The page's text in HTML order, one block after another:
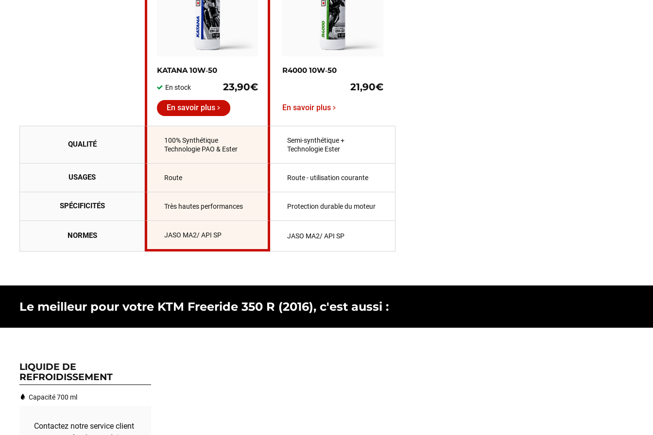
KATANA 10W‑50
En stock 23,90€
R4000 10W‑50
21,90€
En savoir plus En savoir plus
QUALITÉ
100% Synthétique
Technologie PAO & Ester
Semi-synthétique +
Technologie Ester
USAGES Route Route - utilisation courante
SPÉCIFICITÉS Très hautes performances Protection durable du moteur
NORMES JASO MA2/ API SP JASO MA2/ API SP
Le meilleur pour votre KTM Freeride 350 R (2016), c'est aussi :
LIQUIDE DE
REFROIDISSEMENT
Capacité 700 ml
Contactez notre service client